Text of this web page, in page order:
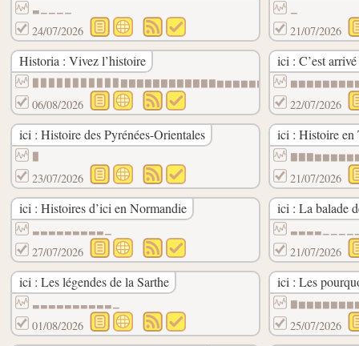
▃▁▁▁▁
24/07/2026 21/07/2026
Historia : Vivez l’histoire
06/08/2026
ici : C’est
22/07/2026
ici : Histoire des Pyrénées-Orientales
23/07/2026
ici : Histoire en
21/07/2026
ici : Histoires d’ici en Normandie
▃▃▃▃▃▃▃▃▃▁
27/07/2026
ici : La balade
21/07/2026
ici : Les légendes de la Sarthe
▃▃▃▃▃▃▃▃▃▃▁
01/08/2026
ici : Les
25/07/2026